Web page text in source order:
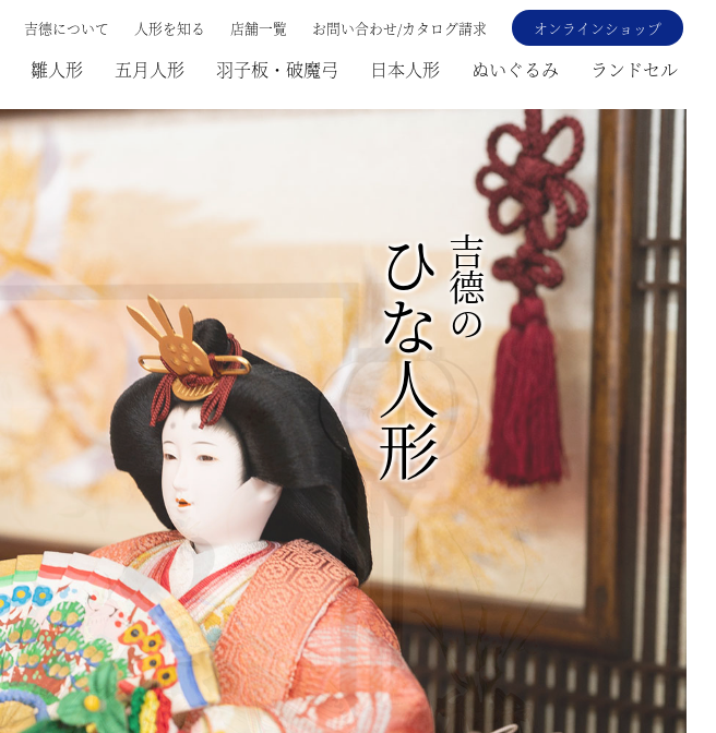
吉德について 人形を知る 店舗一覧 お問い合わせ/カタログ請求 オンラインショップ
雛人形 五月人形 羽子板・破魔弓 日本人形 ぬいぐるみ ランドセル
吉德の
ひな人形